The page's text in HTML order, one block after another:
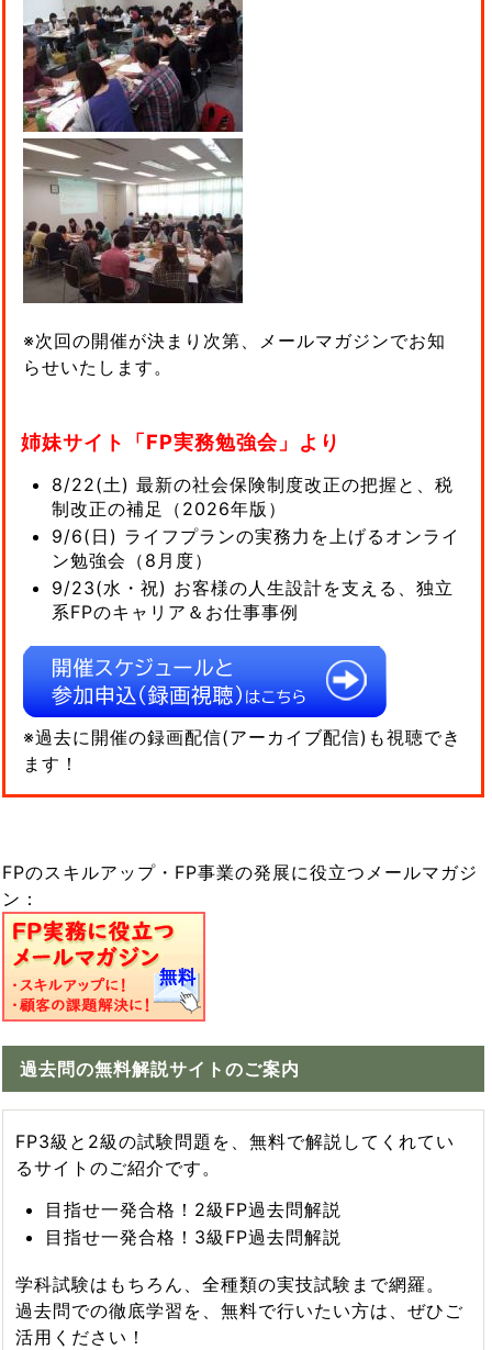
※次回の開催が決まり次第、メールマガジンでお知
らせいたします。
姉妹サイト「FP実務勉強会」より
8/22(土) 最新の社会保険制度改正の把握と、税
制改正の補足（2026年版）
9/6(日) ライフプランの実務力を上げるオンライ
ン勉強会（8月度）
9/23(水・祝) お客様の人生設計を支える、独立
系FPのキャリア＆お仕事事例
※過去に開催の録画配信(アーカイブ配信)も視聴でき
ます！
FPのスキルアップ・FP事業の発展に役立つメールマガジ
ン：
過去問の無料解説サイトのご案内
FP3級と2級の試験問題を、無料で解説してくれてい
るサイトのご紹介です。
目指せ一発合格！2級FP過去問解説
目指せ一発合格！3級FP過去問解説
学科試験はもちろん、全種類の実技試験まで網羅。
過去問での徹底学習を、無料で行いたい方は、ぜひご
活用ください！